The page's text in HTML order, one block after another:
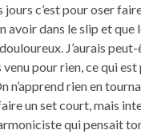
jours c’est pour oser
avoir dans le slip et que
J’aurais
pour rien, ce qui est
n’apprend rien en
un set court, mais
qui pensait